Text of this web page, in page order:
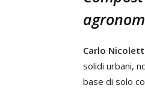
Carlo
solidi urbani,
base di solo